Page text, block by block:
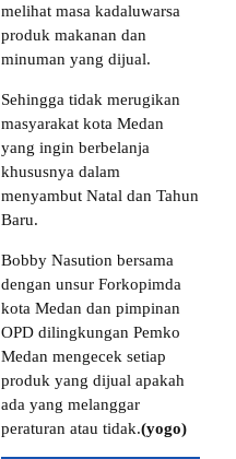
melihat masa kadaluwarsa
produk makanan dan
minuman yang dijual.
Sehingga tidak merugikan
masyarakat kota Medan
yang ingin berbelanja
khususnya dalam
menyambut Natal dan Tahun
Baru.
Bobby Nasution bersama
dengan unsur Forkopimda
kota Medan dan pimpinan
OPD dilingkungan Pemko
Medan mengecek setiap
produk yang dijual apakah
ada yang melanggar
peraturan atau tidak.(yogo)